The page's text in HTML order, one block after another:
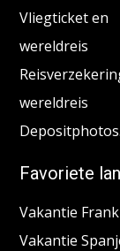
Vliegticket en
wereldreis
wereldreis
Favoriete
Vakantie
Vakantie